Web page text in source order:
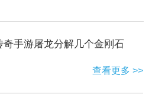
奇手游屠龙分解几个金刚石
查看更多 >>